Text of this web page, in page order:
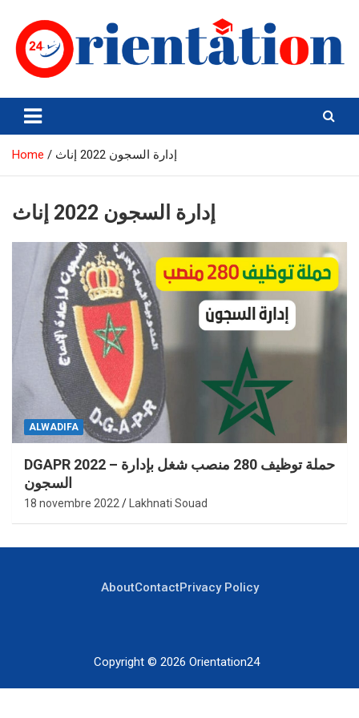
content
Orientation24
Emploi et Orientation au Maroc
Home إدارة السجون 2022 إناث
إدارة السجون 2022 إناث
ALWADIFA
DGAPR 2022 – حملة توظيف 280 منصب شغل بإدارة
السجون
18 novembre 2022 Lakhnati Souad
AboutContactPrivacy Policy
Copyright © 2026 Orientation24